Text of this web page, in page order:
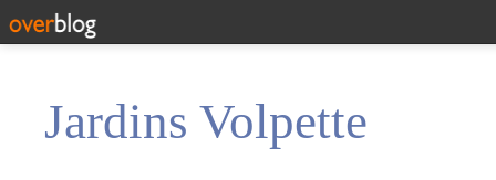
Jardins Volpette